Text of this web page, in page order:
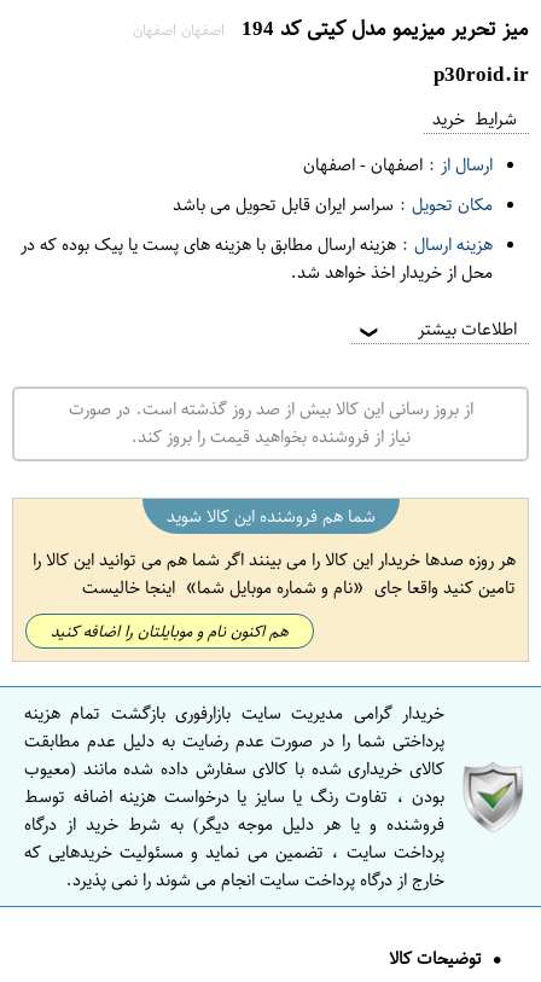
میز تحریر میزیمو مدل کیتی کد 194 اصفهان اصفهان
p30roid.ir
شرایط خرید
ارسال از : اصفهان-اصفهان
مکان تحویل : سراسر ایران قابل تحویل می باشد
هزینه ارسال : هزینه ارسال مطابق با هزینه های پست یا پیک بوده که در
محل از خریدار اخذ خواهد شد.
اطلاعات بیشتر ❯
از بروز رسانی این کالا بیش از صد روز گذشته است. در صورت
نیاز از فروشنده بخواهید قیمت را بروز کند.
شما هم فروشنده این کالا شوید
هر روزه صدها خریدار این کالا را می بینند اگر شما هم می توانید این کالا را
تامین کنید واقعا جای
نام و شماره موبایل شما اینجا خالیست
هم اکنون نام و موبایلتان را اضافه کنید
خریدار گرامی مدیریت سایت بازارفوری بازگشت تمام هزینه
پرداختی شما را در صورت عدم رضایت به دلیل عدم مطابقت
کالای خریداری شده با کالای سفارش داده شده مانند (معیوب
بودن ، تفاوت رنگ یا سایز یا درخواست هزینه اضافه توسط
فروشنده و یا هر دلیل موجه دیگر) به شرط خرید از درگاه
پرداخت سایت ، تضمین می نماید و مسئولیت خریدهایی که
خارج از درگاه پرداخت سایت انجام می شوند را نمی پذیرد.
توضیحات کالا